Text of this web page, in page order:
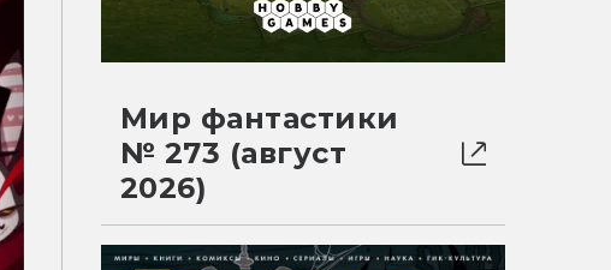
Мир фантастики
№ 273 (август
2026)